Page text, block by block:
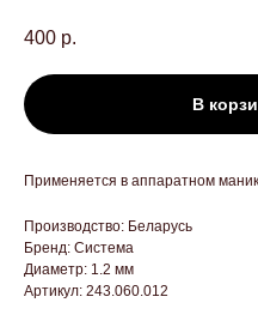
400 р.
В
Применяется в аппаратном
Производство: Беларусь
Бренд: Система
Диаметр: 1.2 мм
Артикул: 243.060.012